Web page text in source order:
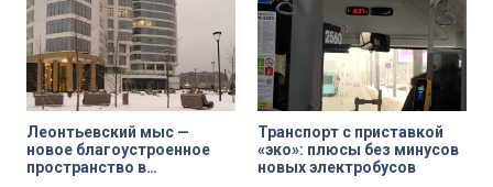
Леонтьевский мыс —
новое благоустроенное
пространство в
Транспорт с приставкой
«эко»: плюсы без минусов
новых электробусов